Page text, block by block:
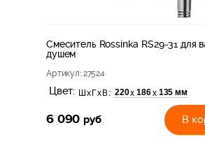
Смеситель Rossinka RS29-31 для
душем
Артикул: 27524
Цвет: ШхГхВ: 220х 186х 135 мм
6 090 руб В